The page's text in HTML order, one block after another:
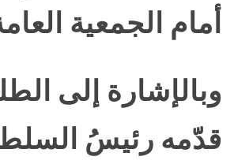
أمام الجمعية
وبالإشارة إلى
قدّمه رئيسُ